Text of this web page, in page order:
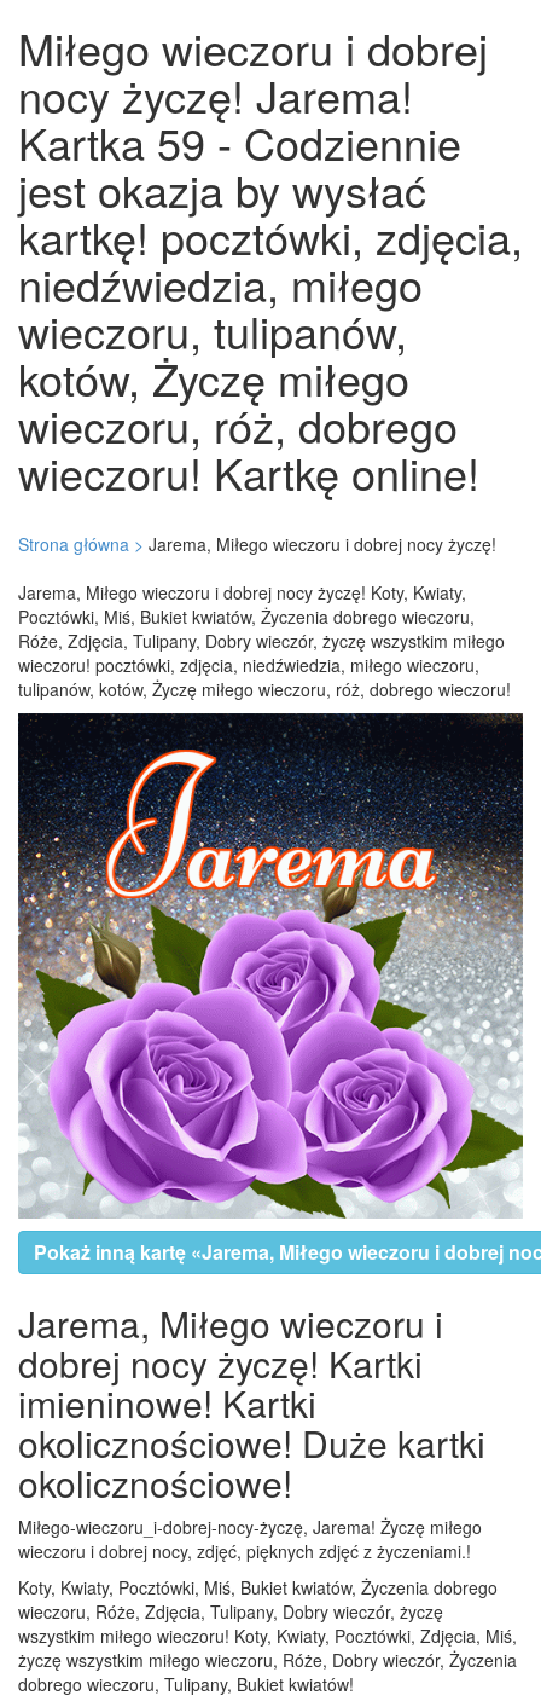
Miłego wieczoru i dobrej
nocy życzę! Jarema!
Kartka 59 - Codziennie
jest okazja by wysłać
kartkę! pocztówki, zdjęcia,
niedźwiedzia, miłego
wieczoru, tulipanów,
kotów, Życzę miłego
wieczoru, róż, dobrego
wieczoru! Kartkę online!
Strona główna > Jarema, Miłego wieczoru i dobrej nocy życzę!
Jarema, Miłego wieczoru i dobrej nocy życzę! Koty, Kwiaty,
Pocztówki, Miś, Bukiet kwiatów, Życzenia dobrego wieczoru,
Róże, Zdjęcia, Tulipany, Dobry wieczór, życzę wszystkim miłego
wieczoru! pocztówki, zdjęcia, niedźwiedzia, miłego wieczoru,
tulipanów, kotów, Życzę miłego wieczoru, róż, dobrego wieczoru!
Pokaż inną kartę «Jarema, Miłego wieczoru i dobrej
Jarema, Miłego wieczoru i
dobrej nocy życzę! Kartki
imieninowe! Kartki
okolicznościowe! Duże kartki
okolicznościowe!
Miłego-wieczoru_i-dobrej-nocy-życzę, Jarema! Życzę miłego
wieczoru i dobrej nocy, zdjęć, pięknych zdjęć z życzeniami.!
Koty, Kwiaty, Pocztówki, Miś, Bukiet kwiatów, Życzenia dobrego
wieczoru, Róże, Zdjęcia, Tulipany, Dobry wieczór, życzę
wszystkim miłego wieczoru! Koty, Kwiaty, Pocztówki, Zdjęcia, Miś,
życzę wszystkim miłego wieczoru, Róże, Dobry wieczór, Życzenia
dobrego wieczoru, Tulipany, Bukiet kwiatów!